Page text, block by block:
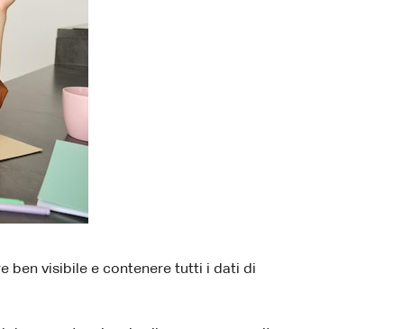
ben visibile e contenere tutti i dati di